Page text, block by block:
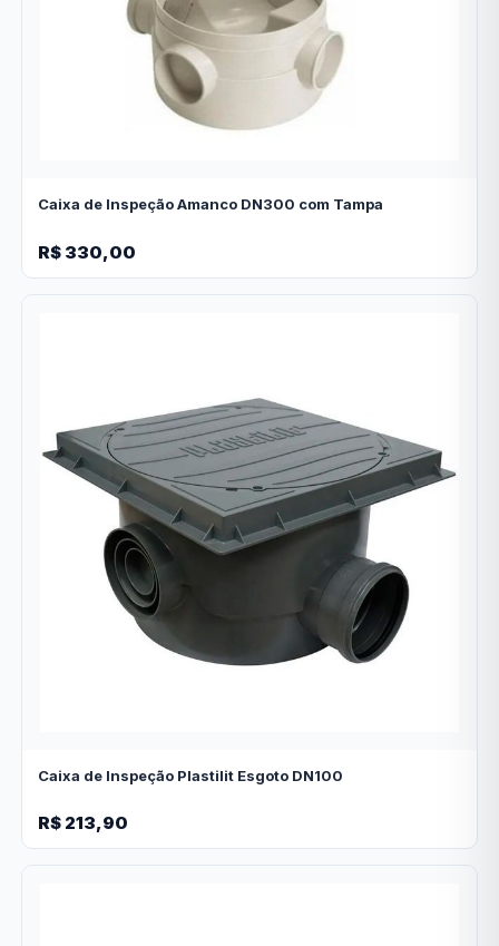
Caixa de Inspeção Amanco DN300 com Tampa
R$ 330,00
Caixa de Inspeção Plastilit Esgoto DN100
R$ 213,90